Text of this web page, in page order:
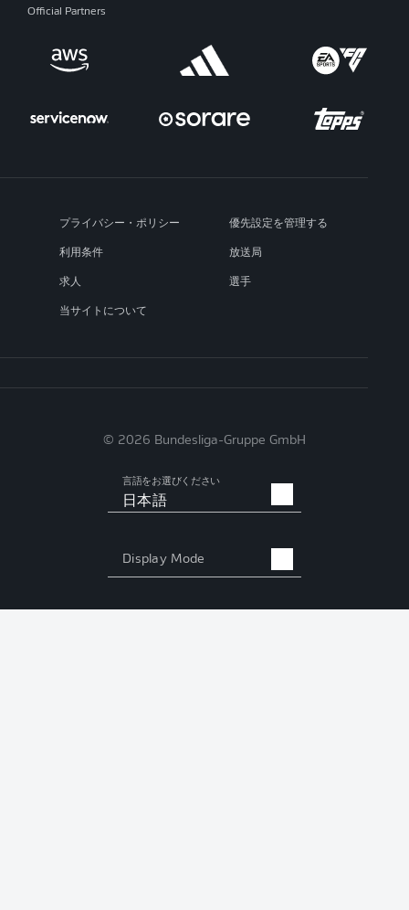
Official Partners
プライバシー・ポリシー 優先設定を管理する
利用条件 放送局
求人 選手
当サイトについて
© 2026 Bundesliga-Gruppe GmbH
言語をお選びください
日本語
Display Mode